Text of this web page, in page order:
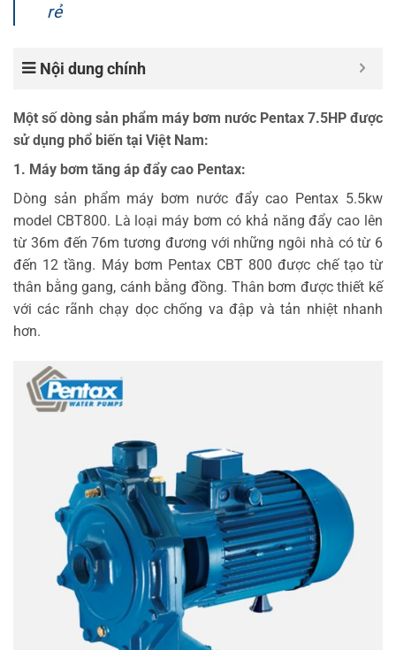
rẻ
Nội dung chính
Một số dòng sản phẩm máy bơm nước Pentax 7.5HP được
sử dụng phổ biến tại Việt Nam:
1. Máy bơm tăng áp đẩy cao Pentax:
Dòng sản phẩm máy bơm nước đẩy cao Pentax 5.5kw
model CBT800. Là loại máy bơm có khả năng đẩy cao lên
từ 36m đến 76m tương đương với những ngôi nhà có từ 6
đến 12 tầng. Máy bơm Pentax CBT 800 được chế tạo từ
thân bằng gang, cánh bằng đồng. Thân bơm được thiết kế
với các rãnh chạy dọc chống va đập và tản nhiệt nhanh
hơn.